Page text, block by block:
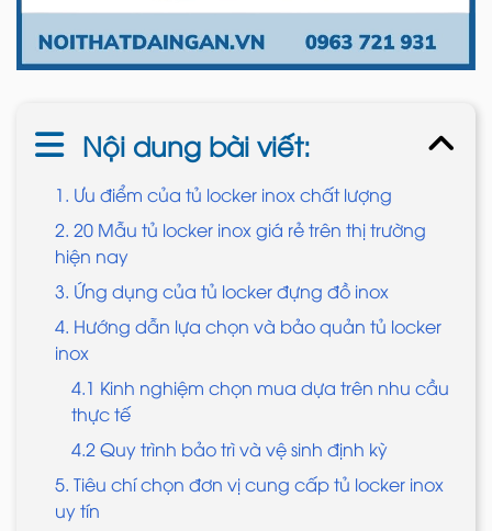
Nội dung bài viết:
1. Ưu điểm của tủ locker inox chất lượng
2. 20 Mẫu tủ locker inox giá rẻ trên thị trường
hiện nay
3. Ứng dụng của tủ locker đựng đồ inox
4. Hướng dẫn lựa chọn và bảo quản tủ locker
inox
4.1 Kinh nghiệm chọn mua dựa trên nhu cầu
thực tế
4.2 Quy trình bảo trì và vệ sinh định kỳ
5. Tiêu chí chọn đơn vị cung cấp tủ locker inox
uy tín